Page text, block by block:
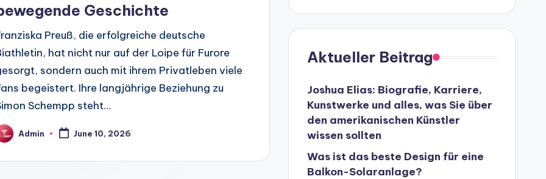
Geschichte
Preuß, die erfolgreiche deutsche
hat nicht nur auf der Loipe für Furore
sondern auch mit ihrem Privatleben viele
begeistert. Ihre langjährige Beziehung zu
Schempp steht…
Admin June 10, 2026
Aktueller Beitrag
Joshua Elias: Biografie, Karriere,
Kunstwerke und alles, was Sie über
den amerikanischen Künstler
wissen sollten
Was ist das beste Design für eine
Balkon-Solaranlage?